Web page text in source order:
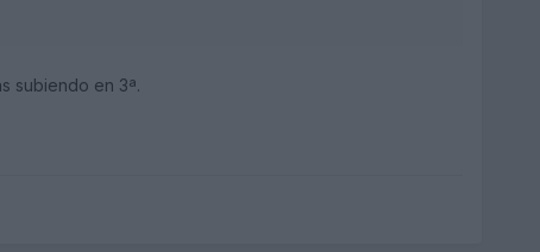
subiendo en 3ª.